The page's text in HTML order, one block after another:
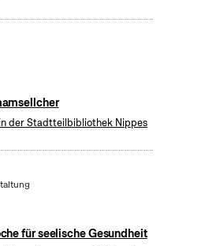
der Stadtteilbibliothek Nippes
für seelische Gesundheit